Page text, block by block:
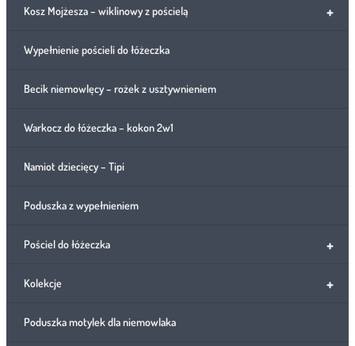
+
Kosz Mojżesza – wiklinowy z pościelą
Wypełnienie pościeli do łóżeczka
Becik niemowlęcy – rożek z usztywnieniem
Warkocz do łóżeczka – kokon 2w1
Namiot dziecięcy – Tipi
Poduszka z wypełnieniem
+
Pościel do łóżeczka
+
Kolekcje
Poduszka motylek dla niemowlaka